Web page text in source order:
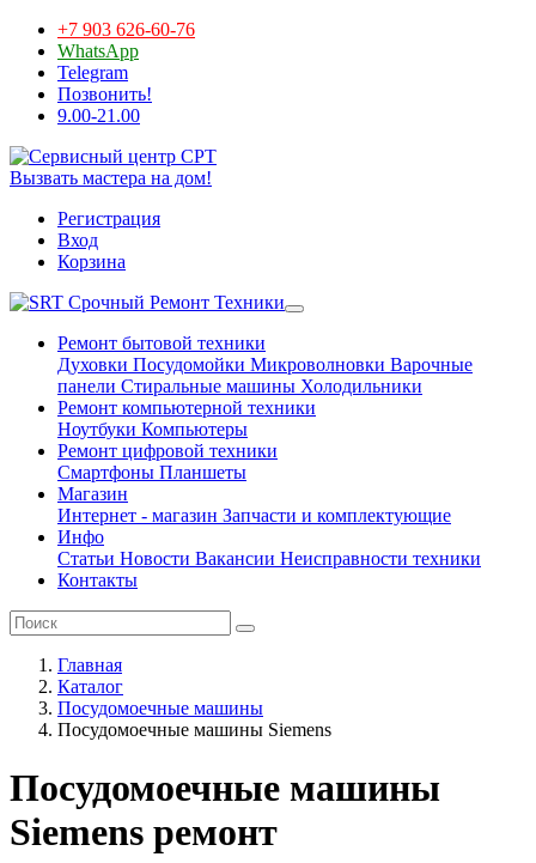
+7 903 626-60-76
WhatsApp
Telegram
Позвонить!
9.00-21.00
Вызвать мастера на дом!
Регистрация
Вход
Корзина
Срочный Ремонт Техники
Ремонт бытовой техники
Духовки Посудомойки Микроволновки Варочные
панели Стиральные машины Холодильники
Ремонт компьютерной техники
Ноутбуки Компьютеры
Ремонт цифровой техники
Смартфоны Планшеты
Магазин
Интернет - магазин Запчасти и комплектующие
Инфо
Статьи Новости Вакансии Неисправности техники
Контакты
Главная
Каталог
Посудомоечные машины
Посудомоечные машины Siemens
Посудомоечные машины
Siemens ремонт